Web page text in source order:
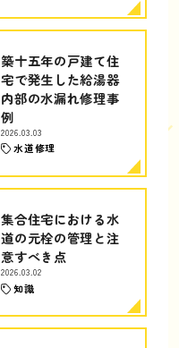
築十五年の戸建て住
宅で発生した給湯器
内部の水漏れ修理事
例
2026.03.03
水道修理
集合住宅における水
道の元栓の管理と注
意すべき点
2026.03.02
知識